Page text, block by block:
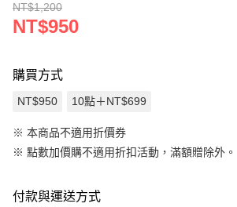
NT$1,200
NT$950
購買方式
NT$950 10點＋NT$699
※ 本商品不適用折價券
※ 點數加價購不適用折扣活動，滿額贈除外。
付款與運送方式